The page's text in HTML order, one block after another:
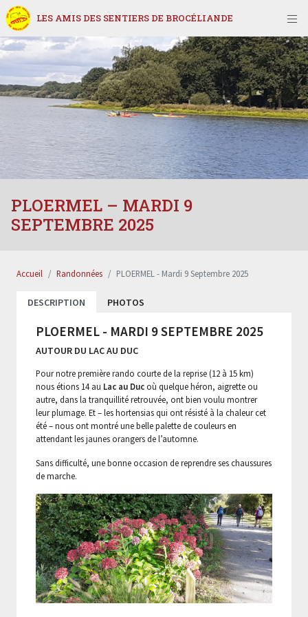
LES AMIS DES SENTIERS DE BROCÉLIANDE
PLOERMEL – MARDI 9
SEPTEMBRE 2025
Accueil Randonnées PLOERMEL - Mardi 9 Septembre 2025
DESCRIPTION PHOTOS
PLOERMEL - MARDI 9 SEPTEMBRE 2025
AUTOUR DU LAC AU DUC
Pour notre première rando courte de la reprise (12 à 15 km)
nous étions 14 au Lac au Ducoù quelque héron, aigrette ou
autre, dans la tranquillité retrouvée, ont bien voulu montrer
leur plumage. Et – les hortensias qui ont résisté à la chaleur cet
été – nous ont montré une belle palette de couleurs en
attendant les jaunes orangers de l’automne.
Sans difficulté, une bonne occasion de reprendre ses chaussures
de marche.